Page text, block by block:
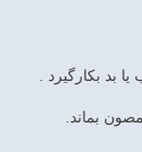
بد بکارگیرد .
بماند.